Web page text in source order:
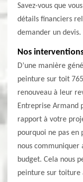
Savez-vous que
détails financiers
demander un devis.
Nos
D’une manière
peinture sur toit
renouveau à leur
Entreprise Armand
rapport à votre
pourquoi ne pas en
nous
budget. Cela nous
peinture sur toiture